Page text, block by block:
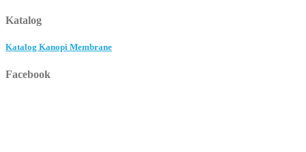
Katalog
Katalog Kanopi Membrane
Facebook